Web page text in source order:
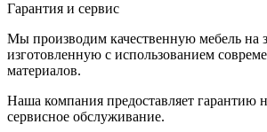
Гарантия и сервис
Мы производим качественную мебель на
изготовленную с использованием
материалов.
Наша компания предоставляет гарантию
сервисное обслуживание.